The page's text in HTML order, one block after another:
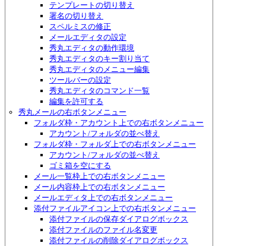
テンプレートの切り替え
署名の切り替え
スペルミスの修正
メールエディタの設定
秀丸エディタの動作環境
秀丸エディタのキー割り当て
秀丸エディタのメニュー編集
ツールバーの設定
秀丸エディタのコマンド一覧
編集を許可する
秀丸メールの右ボタンメニュー
フォルダ枠・アカウント上での右ボタンメニュー
アカウント/フォルダの並べ替え
フォルダ枠・フォルダ上での右ボタンメニュー
アカウント/フォルダの並べ替え
ゴミ箱を空にする
メール一覧枠上での右ボタンメニュー
メール内容枠上での右ボタンメニュー
メールエディタ上での右ボタンメニュー
添付ファイルアイコン上での右ボタンメニュー
添付ファイルの保存ダイアログボックス
添付ファイルのファイル名変更
添付ファイルの削除ダイアログボックス